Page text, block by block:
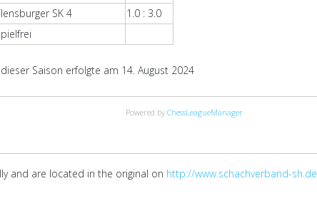
SK 4
1.0 : 3.0
Saison erfolgte am 14. August 2024
Powered by ChessLeagueManager
and are located in the original on http://www.schachverband-sh.de